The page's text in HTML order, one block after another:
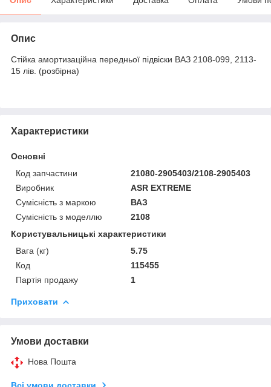
Опис
Стійка амортизаційна передньої підвіски ВАЗ 2108-099, 2113-
15 лів. (розбірна)
Характеристики
Основні
Код запчастини
21080-2905403/2108-2905403
Виробник
ASR EXTREME
Сумісність з маркою
ВАЗ
Сумісність з моделлю
2108
Користувальницькі характеристики
Вага (кг)
5.75
Код
115455
Партія продажу
1
Приховати
Умови доставки
Нова Пошта
Всі умови доставки